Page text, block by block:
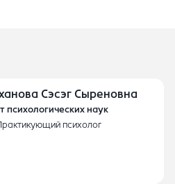
Сэсэг Сыреновна
психологических наук
психолог